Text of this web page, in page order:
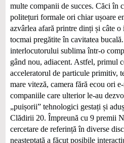
multe companii de succes. Căci în
politețuri formale ori chiar ușoare
azvârlea afară printre dinți și câte
tocmai pregătite în cavitatea
interlocutorului sublima într-o
gând nou, adiacent. Astfel, primul
acceleratorul de particule primitiv,
mare viteză, camera fără ecou ori
companiile care ulterior le-au
„puișorii” tehnologici gestați și
Clădirii 20. Împreună cu 9 premii
cercetare de referință în diverse
neașteptată a făcut posibile